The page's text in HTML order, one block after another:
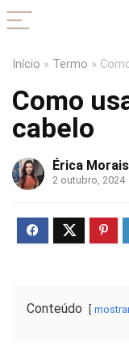
Início » Termo »
Como
cabelo
Érica Morais
2 outubro, 2024
Conteúdo